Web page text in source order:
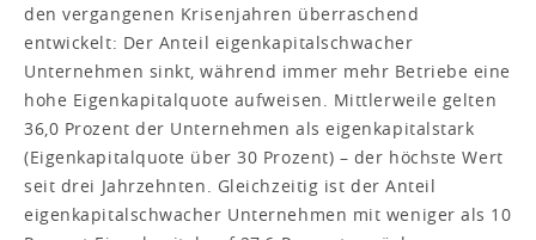
den vergangenen Krisenjahren überraschend
entwickelt: Der Anteil eigenkapitalschwacher
Unternehmen sinkt, während immer mehr Betriebe eine
hohe Eigenkapitalquote aufweisen. Mittlerweile gelten
36,0 Prozent der Unternehmen als eigenkapitalstark
(Eigenkapitalquote über 30 Prozent) – der höchste Wert
seit drei Jahrzehnten. Gleichzeitig ist der Anteil
eigenkapitalschwacher Unternehmen mit weniger als 10